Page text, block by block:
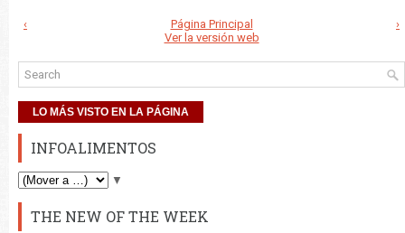
‹ ›
Página Principal
Ver la versión web
LO MÁS VISTO EN LA PÁGINA
INFOALIMENTOS
▼
THE NEW OF THE WEEK